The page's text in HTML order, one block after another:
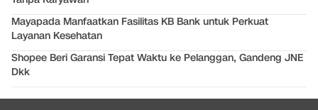
Mayapada Manfaatkan Fasilitas KB Bank untuk Perkuat
Layanan Kesehatan
Shopee Beri Garansi Tepat Waktu ke Pelanggan, Gandeng JNE
Dkk